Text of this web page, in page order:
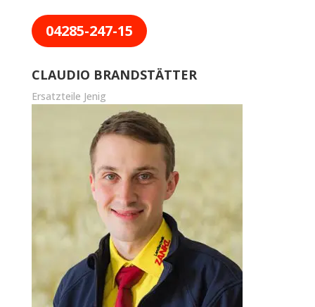
04285-247-15
CLAUDIO BRANDSTÄTTER
Ersatzteile Jenig